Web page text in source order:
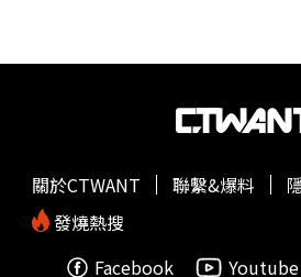
關於CTWANT 聯繫&爆料
發燒熱搜
Facebook
Youtube